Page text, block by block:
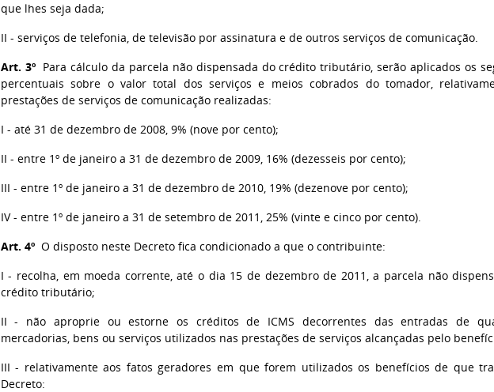
que lhes seja dada;
II - serviços de telefonia, de televisão por assinatura e de outros serviços de comunicação.
Art. 3ºPara cálculo da parcela não dispensada do crédito tributário, serão aplicados os
percentuais sobre o valor total dos serviços e meios cobrados do tomador,
prestações de serviços de comunicação realizadas:
I - até 31 de dezembro de 2008, 9% (nove por cento);
II - entre 1º de janeiro a 31 de dezembro de 2009, 16% (dezesseis por cento);
III - entre 1º de janeiro a 31 de dezembro de 2010, 19% (dezenove por cento);
IV - entre 1º de janeiro a 31 de setembro de 2011, 25% (vinte e cinco por cento).
Art. 4ºO disposto neste Decreto fica condicionado a que o contribuinte:
I - recolha, em moeda corrente, até o dia 15 de dezembro de 2011, a parcela não
crédito tributário;
II - não aproprie ou estorne os créditos de ICMS decorrentes das entradas de
mercadorias, bens ou serviços utilizados nas prestações de serviços alcançadas pelo
III - relativamente aos fatos geradores em que forem utilizados os benefícios de que
Decreto: